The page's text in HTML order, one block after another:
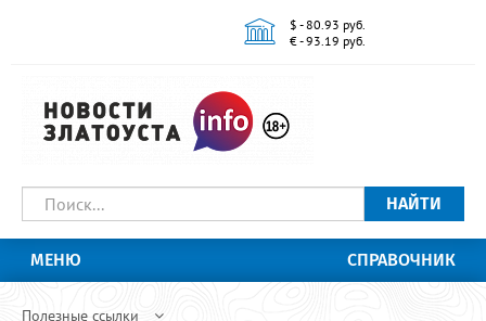
$ - 80.93 руб.
€ - 93.19 руб.
НАЙТИ
МЕНЮ СПРАВОЧНИК
Полезные ссылки